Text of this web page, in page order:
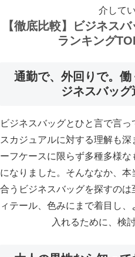
介して
【徹底比較】ビジネス
ランキング
通勤で、外回りで。
ジネスバッ
ビジネスバッグとひと言で言
スカジュアルに対する理解も
ーフケースに限らず多種多様
になりました。そんななか、
合うビジネスバッグを探すの
ィテール、色みにまで着目し
入れるために、検